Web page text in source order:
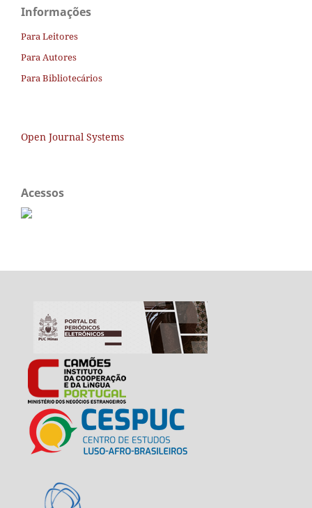
Informações
Para Leitores
Para Autores
Para Bibliotecários
Open Journal Systems
Acessos